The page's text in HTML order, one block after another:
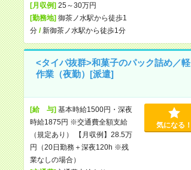
[月収例]25～30万円
[勤務地]御茶ノ水駅から徒歩1
分/新御茶ノ水駅から徒歩1分
<タイパ抜群>和菓子のパック詰め／軽
作業（夜勤）[派遣]
[給 与]基本時給1500円・深夜
時給1875円 ※交通費全額支給
（規定あり） 【月収例】28.5万
円（20日勤務＋深夜120h ※残
業なしの場合）
気になる！